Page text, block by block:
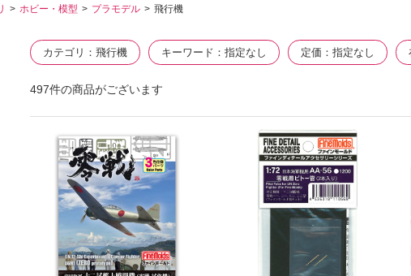
ホビー・模型 プラモデル 飛行機
カテゴリ 飛行機 キーワード 指定なし 定価 指定なし
497件の商品がございます